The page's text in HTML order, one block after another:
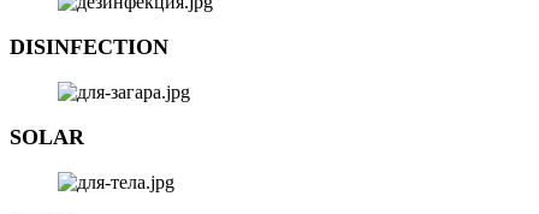
DISINFECTION
SOLAR